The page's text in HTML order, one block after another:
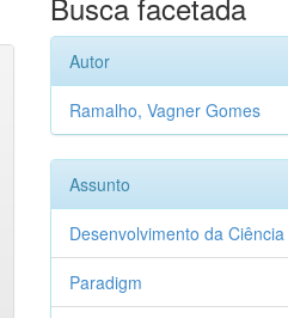
Autor
Ramalho, Vagner Gomes
Assunto
Desenvolvimento da Ciência
Paradigm